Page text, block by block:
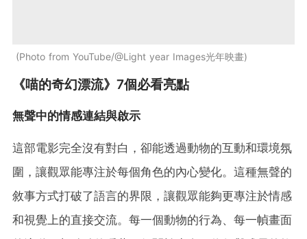
Photo from YouTube/@Light year Images光年映畫
《喵的奇幻漂流》7個必看亮點
無聲中的情感連結與啟示
這部電影完全沒有對白，卻能透過動物的互動和環境氛
圍，讓觀眾能專注於每個角色的內心變化。這種無聲的
敘事方式打破了語言的界限，讓觀眾能夠更專注於情感
和視覺上的直接交流。每一個動物的行為、每一幀畫面